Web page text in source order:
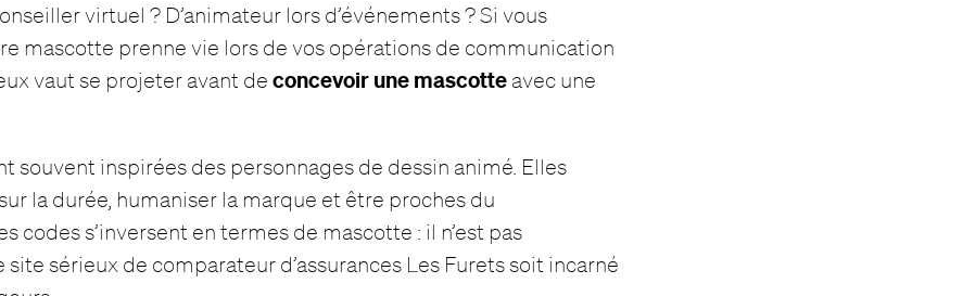
virtuel ? D’animateur lors d’événements ? Si vous
mascotte prenne vie lors de vos opérations de communication
vaut se projeter avant deconcevoir une mascotte avec une
souvent inspirées des personnages de dessin animé. Elles
la durée, humaniser la marque et être proches du
codes s’inversent en termes de mascotte : il n’est pas
sérieux de comparateur d’assurances Les Furets soit incarné